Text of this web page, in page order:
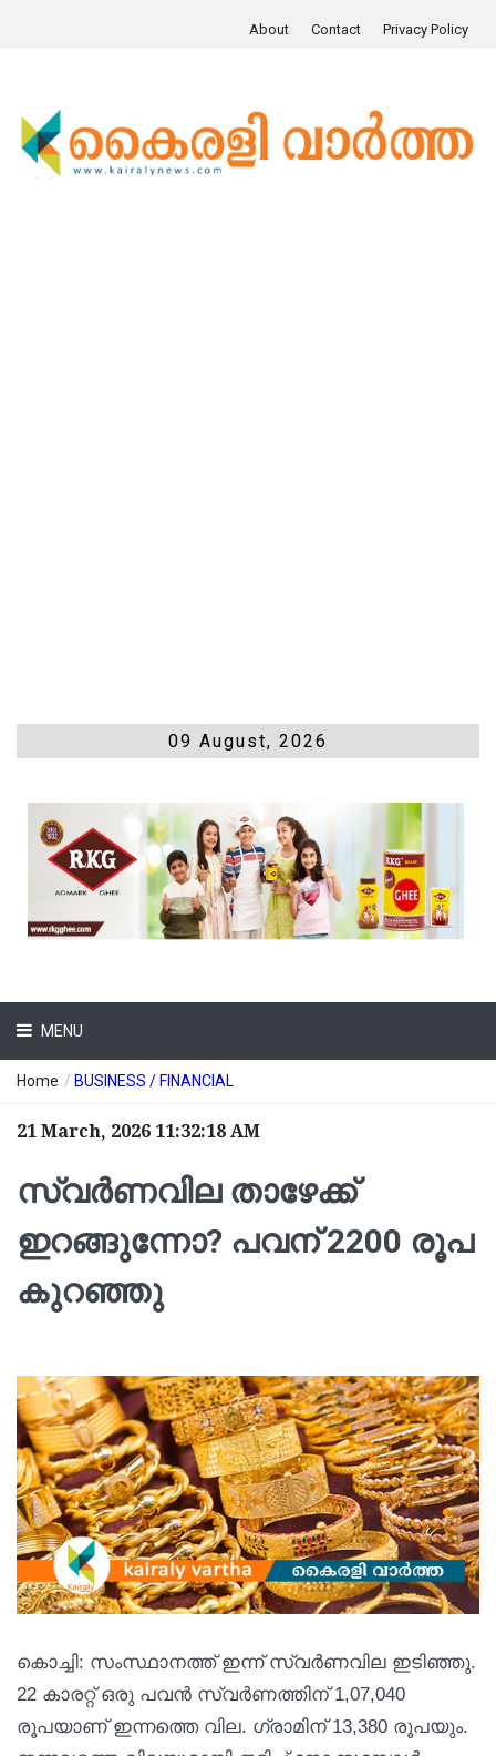
About Contact Privacy Policy
09 August, 2026
MENU
Home / BUSINESS / FINANCIAL
21 March, 2026 11:32:18 AM
സ്വർണവില താഴേക്ക്
ഇറങ്ങുന്നോ? പവന് 2200 രൂപ
കുറഞ്ഞു
കൊച്ചി: സംസ്ഥാനത്ത് ഇന്ന് സ്വര്‍ണവില ഇടിഞ്ഞു.
22 കാരറ്റ് ഒരു പവന്‍ സ്വര്‍ണത്തിന് 1,07,040
രൂപയാണ് ഇന്നത്തെ വില. ഗ്രാമിന് 13,380 രൂപയും.